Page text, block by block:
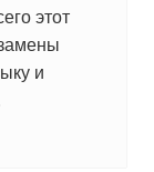
этот
и